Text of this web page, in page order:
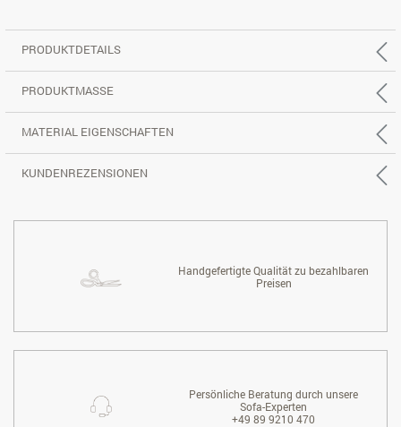
PRODUKTDETAILS
PRODUKTMASSE
MATERIAL EIGENSCHAFTEN
KUNDENREZENSIONEN
Handgefertigte Qualität zu bezahlbaren
Preisen
Persönliche Beratung durch unsere
Sofa-Experten
+49 89 9210 470